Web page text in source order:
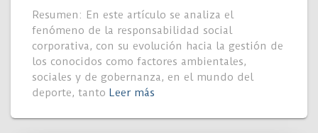
Resumen: En este artículo se analiza el
fenómeno de la responsabilidad social
corporativa, con su evolución hacia la gestión de
los conocidos como factores ambientales,
sociales y de gobernanza, en el mundo del
deporte, tanto Leer más